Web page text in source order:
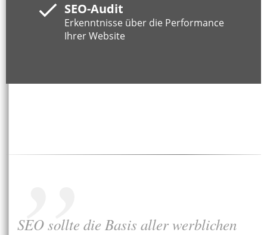
SEO-Audit
Erkenntnisse über die Performance
Ihrer Website
SEO sollte die Basis aller werblichen